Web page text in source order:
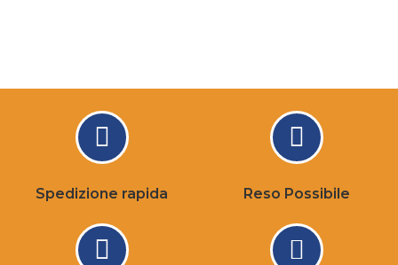
Spedizione rapida Reso Possibile